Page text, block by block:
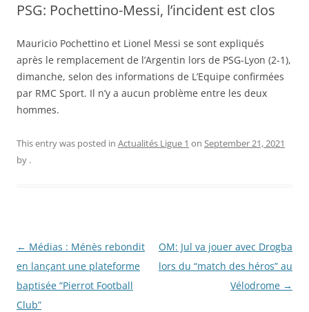
PSG: Pochettino-Messi, l’incident est clos
Mauricio Pochettino et Lionel Messi se sont expliqués
après le remplacement de l’Argentin lors de PSG-Lyon (2-1),
dimanche, selon des informations de L’Equipe confirmées
par RMC Sport. Il n’y a aucun problème entre les deux
hommes.
This entry was posted in Actualités Ligue 1 on September 21, 2021
by .
Post
navigation
← Médias : Ménès rebondit
en lançant une plateforme
baptisée “Pierrot Football
Club”
OM: Jul va jouer avec Drogba
lors du “match des héros” au
Vélodrome →